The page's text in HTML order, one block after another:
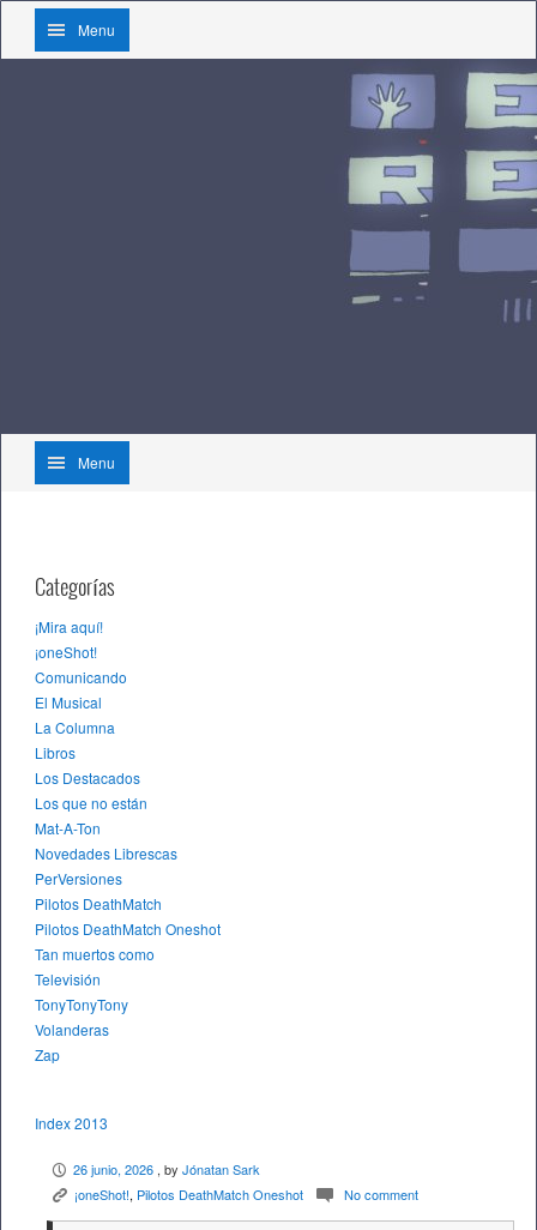
Menu
Menu
Categorías
¡Mira aquí!
¡oneShot!
Comunicando
El Musical
La Columna
Libros
Los Destacados
Los que no están
Mat-A-Ton
Novedades Librescas
PerVersiones
Pilotos DeathMatch
Pilotos DeathMatch Oneshot
Tan muertos como
Televisión
TonyTonyTony
Volanderas
Zap
Index 2013
P 26 junio, 2026 , by Jónatan Sark
K ¡oneShot!, Pilotos DeathMatch Oneshot c No comment